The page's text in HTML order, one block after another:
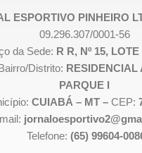
ESPORTIVO PINHEIRO
09.296.307/0001-56
da Sede: R R, Nº 15,
Distrito: RESIDENCIAL
PARQUE I
CUIABÁ – MT – CEP:
Telefone: (65) 99604-